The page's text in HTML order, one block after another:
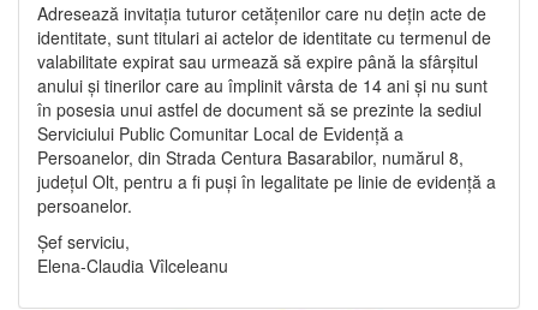
Adresează invitația tuturor cetățenilor care nu dețin acte de
identitate, sunt titulari ai actelor de identitate cu termenul de
valabilitate expirat sau urmează să expire până la sfârșitul
anului și tinerilor care au împlinit vârsta de 14 ani și nu sunt
în posesia unui astfel de document să se prezinte la sediul
Serviciului Public Comunitar Local de Evidență a
Persoanelor, din Strada Centura Basarabilor, numărul 8,
județul Olt, pentru a fi puși în legalitate pe linie de evidență a
persoanelor.
Șef serviciu,
Elena-Claudia Vîlceleanu